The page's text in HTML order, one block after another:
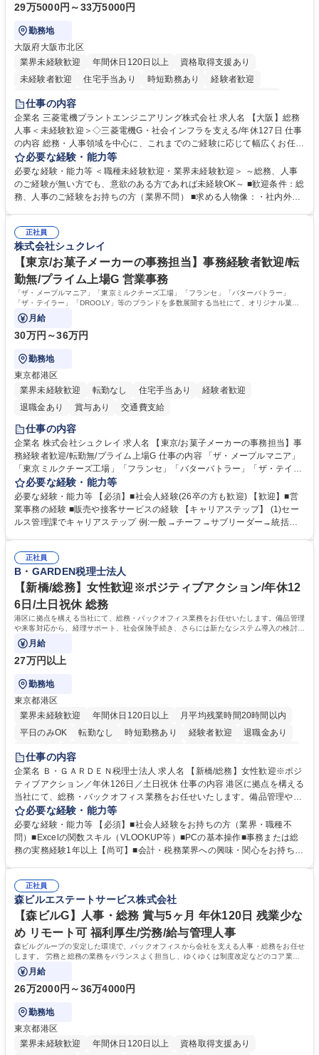
29万5000円～33万5000円
勤務地
大阪府大阪市北区
業界未経験歓迎
年間休日120日以上
資格取得支援あり
未経験者歓迎
住宅手当あり 時短勤務あり
経験者歓迎
退職金あり
駅近5分以内
土日祝休み 服装自由 寮・社宅あり 食事補助あり
仕事の内容
企業名 三菱電機プラントエンジニアリング株式会社 求人名 【大阪】総務
人事＜未経験歓迎＞◇三菱電機G・社会インフラを支える/年休127日 仕事
の内容 総務・人事領域を中心に、これまでのご経験に応じて幅広くお任せ
します。 ＜具体的には＞ ・総務/人事労務（給与・社保・勤怠管理など）
・採用・教育研修 ・福利厚生運用 など ※基本的には事務所勤務ですが、
採用や教育等の業務内容により、関西圏以外への日帰り・宿泊を伴う国内
出張もございます。 ※担当業務を持ちつつ、お互いに助け合いながら、総
必要な経験・能力等
必要な経験・能力等 ＜職種未経験歓迎・業界未経験歓迎＞ ～総務、人事
のご経験が無い方でも、意欲のある方であれば未経験OK～ ■歓迎条件：総
務、人事のご経験をお持ちの方（業界不問） ■求める人物像：・社内外の
正社員
株式会社シュクレイ
【東京/お菓子メーカーの事務担当】事務経験者歓迎/転
勤無/プライム上場G 営業事務
「ザ・メープルマニア」「東京ミルクチーズ工場」「フランセ」「バターバトラー」
「ザ・テイラー」「DROOLY」等のブランドを多数展開する当社にて、オリジナル菓子
ブランド商品の事務業務をお任せいたします。
月給
30万円～36万円
勤務地
東京都港区
業界未経験歓迎
転勤なし 住宅手当あり
経験者歓迎
退職金あり
賞与あり 交通費支給
仕事の内容
企業名 株式会社シュクレイ 求人名 【東京/お菓子メーカーの事務担当】事
務経験者歓迎/転勤無/プライム上場G 仕事の内容 「ザ・メープルマニア」
「東京ミルクチーズ工場」「フランセ」「バターバトラー」「ザ・テイラ
ー」「DROOLY」等のブランドを多数展開する当社にて、オリジナル菓子
ブランド商品の事務業務をお任せいたします。 【具体的な業務内容】 ■店
舗からの発注受付/PC入力業務 ■受電対応(社内/社外) ■商品のマスター登
録 ■日々の売上抽出・報告 ■提携企業への書類送付業務 ■契約書管理業務
必要な経験・能力等
必要な経験・能力等 【必須】■社会人経験(26卒の方も歓迎) 【歓迎】■営
業事務の経験 ■販売や接客サービスの経験 【キャリアステップ】 (1)セー
ルス管理課でキャリアステップ 例:一般→チーフ→サブリーダー→統括リ
や個別面談を通してご自身のキャリアと向き合っていただき、会社として
もバックアップしていきます。 学歴・資格 学歴：大学院 大学 高専 短大
専修学校 高校 語学力： 資格：
正社員
B・GARDEN税理士法人
【新橋/総務】女性歓迎※ポジティブアクション/年休12
6日/土日祝休 総務
港区に拠点を構える当社にて、総務・バックオフィス業務をお任せいたします。備品管理
や来客対応から、経理サポート、社会保険手続き、さらには新たなシステム導入の検討ま
で、幅広く組織を支える役割です。
月給
27万円以上
勤務地
東京都港区
業界未経験歓迎
年間休日120日以上
月平均残業時間20時間以内
平日のみOK
転勤なし 時短勤務あり 経験者歓迎
退職金あり
賞与あり
完全週休2日制
服装自由
仕事の内容
企業名 Ｂ・ＧＡＲＤＥＮ税理士法人 求人名 【新橋/総務】女性歓迎※ポジ
ティブアクション／年休126日／土日祝休 仕事の内容 港区に拠点を構える
当社にて、総務・バックオフィス業務をお任せいたします。備品管理や来
客対応から、経理サポート、社会保険手続き、さらには新たなシステム導
入の検討まで、幅広く組織を支える役割です。 ■備品発注・在庫管理、郵
送物対応、電話・来客対応 ■金融機関への外出業務（入出金管理補助）、
福利厚生・社内イベントの運営管理 ■社内ルールの整備、職場環境の改善
社内新システムの導入検討・比較検証 募集職種 【新橋/総務】女性歓迎※
ポジティブアクション／年休126日／土日祝休
必要な経験・能力等
必要な経験・能力等 【必須】■社会人経験をお持ちの方（業界・職種不
問）■Excelの関数スキル（VLOOKUP等）■PCの基本操作■事務または総
務の実務経験1年以上【尚可】■会計・税務業界への興味・関心をお持ちの
ィブアクション 学歴・資格 学歴：大学院 大学 高専 短大 専修学校 高校 語
学力： 資格：
正社員
森ビルエステートサービス株式会社
【森ビルG】人事・総務 賞与5ヶ月 年休120日 残業少な
め リモート可 福利厚生/労務/給与管理人事
森ビルグループの安定した環境で、バックオフィスから会社を支える人事・総務をお任せ
します。 労務と総務の業務をバランスよく担当し、ゆくゆくは制度改定などのコア業務
にも挑戦できる、やりがいある環境です。
月給
26万2000円～36万4000円
勤務地
東京都港区
業界未経験歓迎
年間休日120日以上
資格取得支援あり